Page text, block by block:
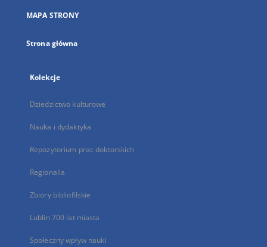
karcie
MAPA STRONY
Strona główna
Kolekcje
Dziedzictwo kulturowe
Nauka i dydaktyka
Repozytorium prac doktorskich
Regionalia
Zbiory bibliofilskie
Lublin 700 lat miasta
Społeczny wpływ nauki